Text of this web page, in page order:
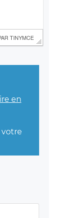
TINYMCE
en
votre